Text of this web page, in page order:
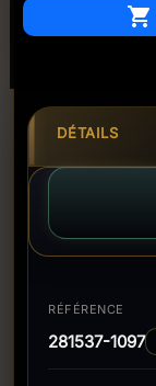

DÉTAILS
RÉFÉRENCE
281537-1097